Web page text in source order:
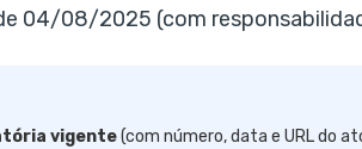
04/08/2025 (com
vigente(com número, data e URL do